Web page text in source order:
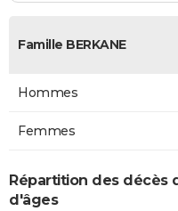
Famille BERKANE
Hommes
Femmes
Répartition des décès
d'âges